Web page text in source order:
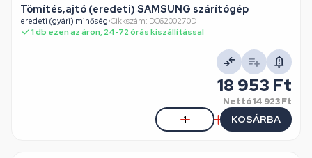
Tömítés,ajtó (eredeti) SAMSUNG szárítógép
eredeti (gyári) minőség•Cikkszám: DC6200270D
1 db ezen az áron, 24-72 órás kiszállítással
18 953 Ft
Nettó14 923 Ft
KOSÁRBA